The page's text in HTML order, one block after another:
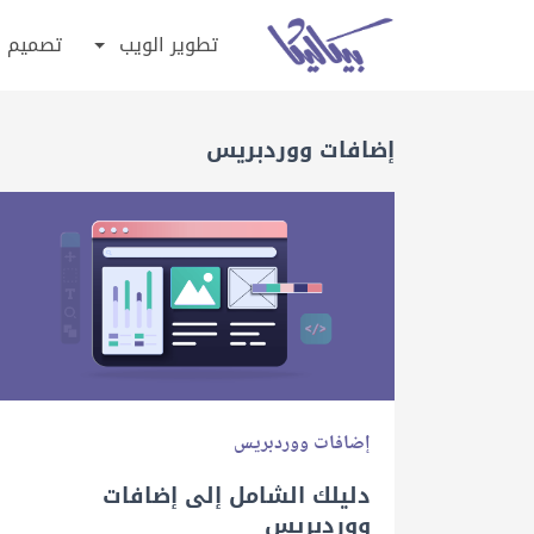
تطوير الويب تصميم
إضافات ووردبريس
إضافات ووردبريس
دليلك الشامل إلى إضافات
ووردبريس